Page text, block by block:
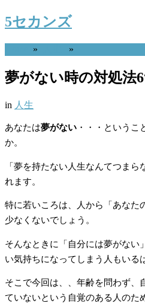
5セカンズ
» »
夢がない時の対処法
in 人生
あなたは夢がない ・・・というこ
か。
「夢を持たない人生なんてつま
れます。
特に若いころは、人から「あなた
少なくないでしょう。
そんなときに「自分には夢がない
い気持ちになってしまう人もいる
そこで今回は、、年齢を問わず、
ていないという自覚のある人のた